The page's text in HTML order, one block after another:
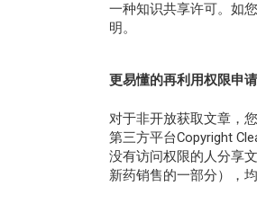
一种知识共享许可。如
明。
更易懂的再利用权限申请
对于非开放获取文章，
第三方平台Copyright
没有访问权限的人分享
新药销售的一部分），